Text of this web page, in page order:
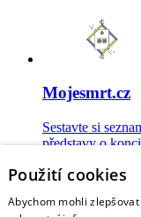
Mojesmrt.cz
Sestavte si
představy o
Použití cookies
Abychom mohli